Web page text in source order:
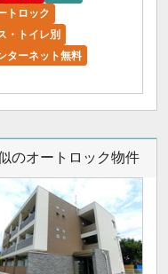
トロック
・トイレ別
ターネット無料
のオートロック物件